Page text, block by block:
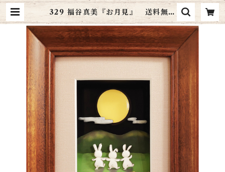
329 福谷真美『お月見』 送料無料
| art cottage シャドーボックス通
販